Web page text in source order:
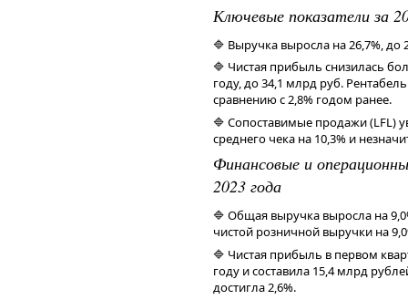
Ключевые показатели за
🔷 Выручка выросла на 26,7%, до
🔷 Чистая прибыль снизилась
году, до 34,1 млрд руб.
сравнению с 2,8% годом ранее.
🔷 Сопоставимые продажи (LFL)
среднего чека на 10,3% и
Финансовые и
2023 года
🔷 Общая выручка выросла на
чистой розничной выручки на
🔷 Чистая прибыль в первом
году и составила 15,4 млрд
достигла 2,6%.